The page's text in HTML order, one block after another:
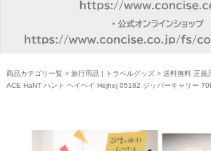
商品カテゴリ一覧 > 旅行用品 | トラベルグッズ> 送料無料 正規
ACE HaNT ハント ヘイヘイ Hejhej 05182 ジッパーキャリー